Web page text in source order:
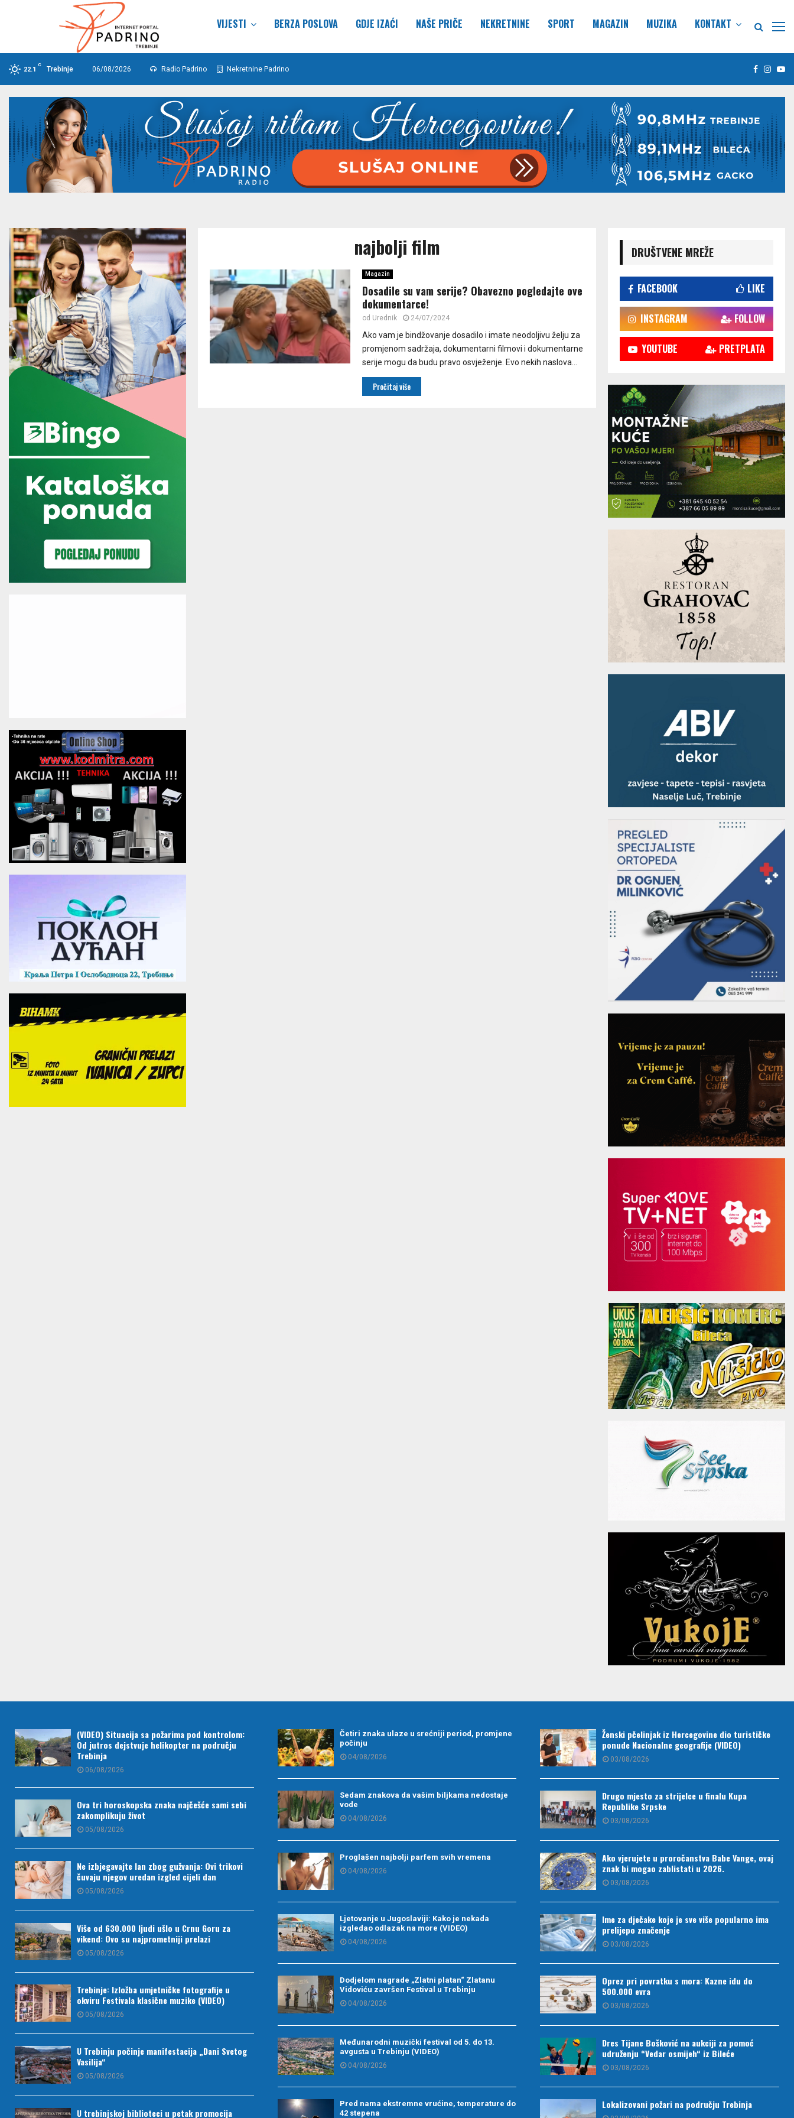
VIJESTI BERZA POSLOVA GDJE IZAĆI NAŠE PRIČE NEKRETNINE SPORT MAGAZIN MUZIKA KONTAKT
22.1
C
Trebinje 06/08/2026 Radio Padrino Nekretnine Padrino Facebook
najbolji film
Magazin
Dosadile su vam serije? Obavezno pogledajte ove
dokumentarce!
od Urednik 24/07/2024
Ako vam je bindžovanje dosadilo i imate neodoljivu želju za
promjenom sadržaja, dokumentarni filmovi i dokumentarne
serije mogu da budu pravo osvježenje. Evo nekih naslova...
Pročitaj više
DRUŠTVENE MREŽE
FACEBOOK LIKE
INSTAGRAM FOLLOW
YOUTUBE PRETPLATA
(VIDEO) Situacija sa požarima pod kontrolom:
Od jutros dejstvuje helikopter na području
Trebinja
06/08/2026
Ova tri horoskopska znaka najčešće sami sebi
zakomplikuju život
05/08/2026
Ne izbjegavajte lan zbog gužvanja: Ovi trikovi
čuvaju njegov uredan izgled cijeli dan
05/08/2026
Više od 630.000 ljudi ušlo u Crnu Goru za
vikend: Ovo su najprometniji prelazi
05/08/2026
Trebinje: Izložba umjetničke fotografije u
okviru Festivala klasične muzike (VIDEO)
05/08/2026
U Trebinju počinje manifestacija „Dani Svetog
Vasilija“
05/08/2026
U trebinjskoj biblioteci u petak promocija
Četiri znaka ulaze u srećniji period, promjene
počinju
04/08/2026
Sedam znakova da vašim biljkama nedostaje
vode
04/08/2026
Proglašen najbolji parfem svih vremena
04/08/2026
Ljetovanje u Jugoslaviji: Kako je nekada
izgledao odlazak na more (VIDEO)
04/08/2026
Dodjelom nagrade „Zlatni platan“ Zlatanu
Vidoviću završen Festival u Trebinju
04/08/2026
Međunarodni muzički festival od 5. do 13.
avgusta u Trebinju (VIDEO)
04/08/2026
Pred nama ekstremne vrućine, temperature do
42 stepena
Ženski pčelinjak iz Hercegovine dio turističke
ponude Nacionalne geografije (VIDEO)
03/08/2026
Drugo mjesto za strijelce u finalu Kupa
Republike Srpske
03/08/2026
Ako vjerujete u proročanstva Babe Vange, ovaj
znak bi mogao zablistati u 2026.
03/08/2026
Ime za dječake koje je sve više popularno ima
prelijepo značenje
03/08/2026
Oprez pri povratku s mora: Kazne idu do
500.000 evra
03/08/2026
Dres Tijane Bošković na aukciji za pomoć
udruženju “Vedar osmijeh“ iz Bileće
03/08/2026
Lokalizovani požari na području Trebinja